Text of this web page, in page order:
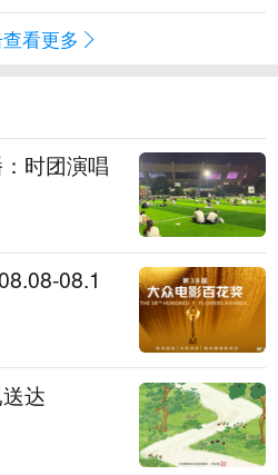
看更多
时团演唱
08.1
达